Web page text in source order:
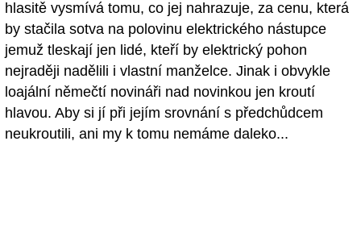
hlasitě vysmívá tomu, co jej nahrazuje, za cenu, která
by stačila sotva na polovinu elektrického nástupce
jemuž tleskají jen lidé, kteří by elektrický pohon
nejraději nadělili i vlastní manželce. Jinak i obvykle
loajální němečtí novináři nad novinkou jen kroutí
hlavou. Aby si jí při jejím srovnání s předchůdcem
neukroutili, ani my k tomu nemáme daleko...